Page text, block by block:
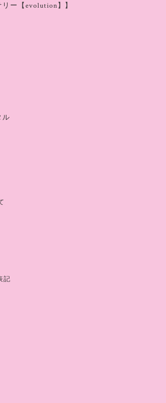
ー【evolution】】
ル
記